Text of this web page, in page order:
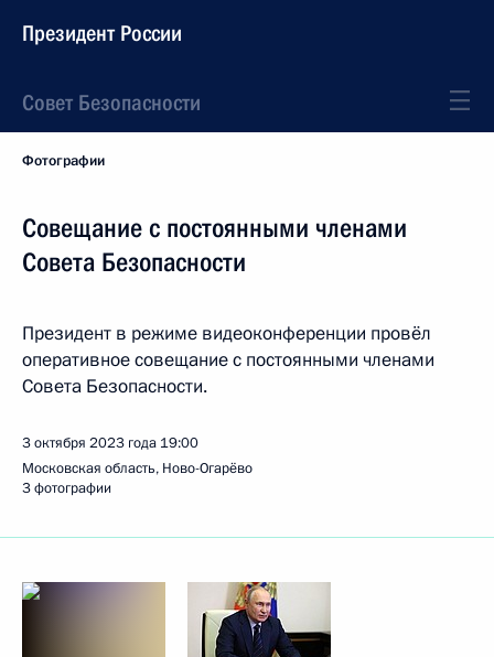
Президент России
Совет Безопасности
Фотографии
Совещание с постоянными членами
Совета Безопасности
Президент в режиме видеоконференции провёл
оперативное совещание с постоянными членами
Совета Безопасности.
3 октября 2023 года 19:00
Московская область, Ново-Огарёво
3 фотографии